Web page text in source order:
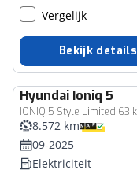
Vergelijk
Bekijk details
Hyundai Ioniq 5
8.572 km
09-2025
Elektriciteit